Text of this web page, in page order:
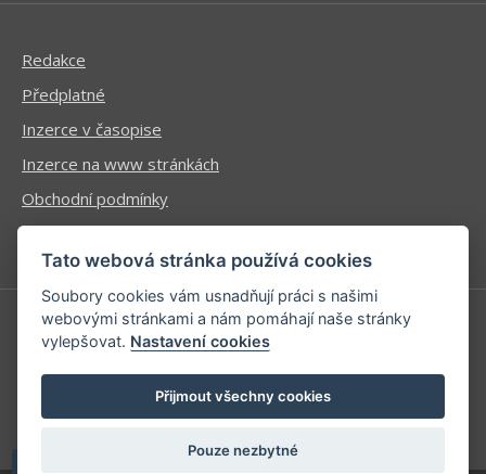
Redakce
Předplatné
Inzerce v časopise
Inzerce na www stránkách
Obchodní podmínky
Ochrana osobních údajů
Příhlášení | Registrace
Kontaktní informace
Mapa stránek
Tato webová stránka používá cookies
Soubory cookies vám usnadňují práci s našimi
webovými stránkami a nám pomáhají naše stránky
vylepšovat. Nastavení cookies
Přijmout všechny cookies
Pouze nezbytné